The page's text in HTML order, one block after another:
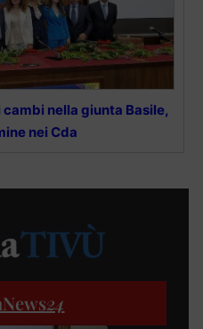
nella giunta Basile,
nei Cda
24